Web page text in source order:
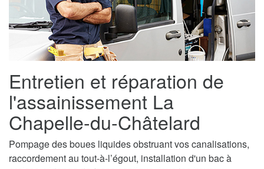
Entretien et réparation de
l'assainissement La
Chapelle-du-Châtelard
Pompage des boues liquides obstruant vos canalisations,
raccordement au tout-à-l’égout, installation d'un bac à